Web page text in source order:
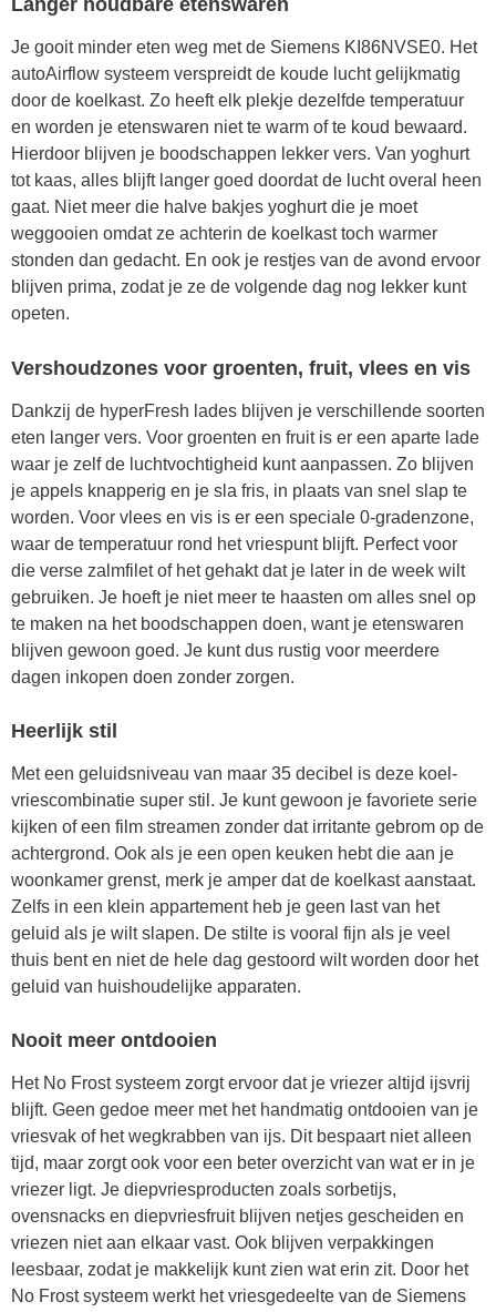
Langer houdbare etenswaren
Je gooit minder eten weg met de Siemens KI86NVSE0. Het
autoAirflow systeem verspreidt de koude lucht gelijkmatig
door de koelkast. Zo heeft elk plekje dezelfde temperatuur
en worden je etenswaren niet te warm of te koud bewaard.
Hierdoor blijven je boodschappen lekker vers. Van yoghurt
tot kaas, alles blijft langer goed doordat de lucht overal heen
gaat. Niet meer die halve bakjes yoghurt die je moet
weggooien omdat ze achterin de koelkast toch warmer
stonden dan gedacht. En ook je restjes van de avond ervoor
blijven prima, zodat je ze de volgende dag nog lekker kunt
opeten.
Vershoudzones voor groenten, fruit, vlees en vis
Dankzij de hyperFresh lades blijven je verschillende soorten
eten langer vers. Voor groenten en fruit is er een aparte lade
waar je zelf de luchtvochtigheid kunt aanpassen. Zo blijven
je appels knapperig en je sla fris, in plaats van snel slap te
worden. Voor vlees en vis is er een speciale 0-gradenzone,
waar de temperatuur rond het vriespunt blijft. Perfect voor
die verse zalmfilet of het gehakt dat je later in de week wilt
gebruiken. Je hoeft je niet meer te haasten om alles snel op
te maken na het boodschappen doen, want je etenswaren
blijven gewoon goed. Je kunt dus rustig voor meerdere
dagen inkopen doen zonder zorgen.
Heerlijk stil
Met een geluidsniveau van maar 35 decibel is deze koel-
vriescombinatie super stil. Je kunt gewoon je favoriete serie
kijken of een film streamen zonder dat irritante gebrom op de
achtergrond. Ook als je een open keuken hebt die aan je
woonkamer grenst, merk je amper dat de koelkast aanstaat.
Zelfs in een klein appartement heb je geen last van het
geluid als je wilt slapen. De stilte is vooral fijn als je veel
thuis bent en niet de hele dag gestoord wilt worden door het
geluid van huishoudelijke apparaten.
Nooit meer ontdooien
Het No Frost systeem zorgt ervoor dat je vriezer altijd ijsvrij
blijft. Geen gedoe meer met het handmatig ontdooien van je
vriesvak of het wegkrabben van ijs. Dit bespaart niet alleen
tijd, maar zorgt ook voor een beter overzicht van wat er in je
vriezer ligt. Je diepvriesproducten zoals sorbetijs,
ovensnacks en diepvriesfruit blijven netjes gescheiden en
vriezen niet aan elkaar vast. Ook blijven verpakkingen
leesbaar, zodat je makkelijk kunt zien wat erin zit. Door het
No Frost systeem werkt het vriesgedeelte van de Siemens